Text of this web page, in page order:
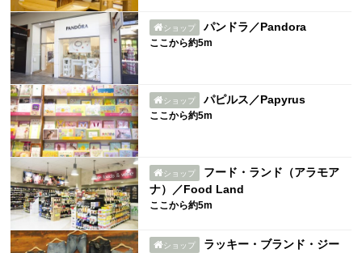
ショップ パンドラ／Pandora
ここから約5m
ショップ パピルス／Papyrus
ここから約5m
ショップ
フード・ランド（アラモア
ナ）／Food Land
ここから約5m
ショップ
ラッキー・ブランド・ジー